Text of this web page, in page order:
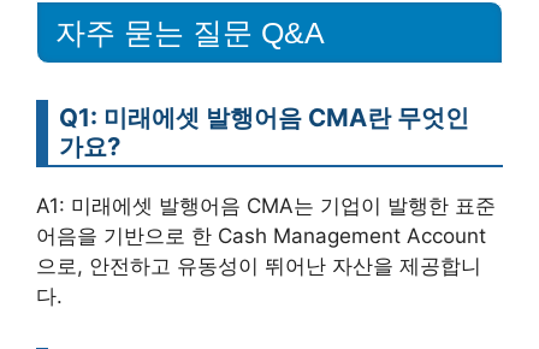
자주 묻는 질문 Q&A
Q1: 미래에셋 발행어음 CMA란 무엇인
가요?
A1: 미래에셋 발행어음 CMA는 기업이 발행한 표준
어음을 기반으로 한 Cash Management Account
으로, 안전하고 유동성이 뛰어난 자산을 제공합니
다.